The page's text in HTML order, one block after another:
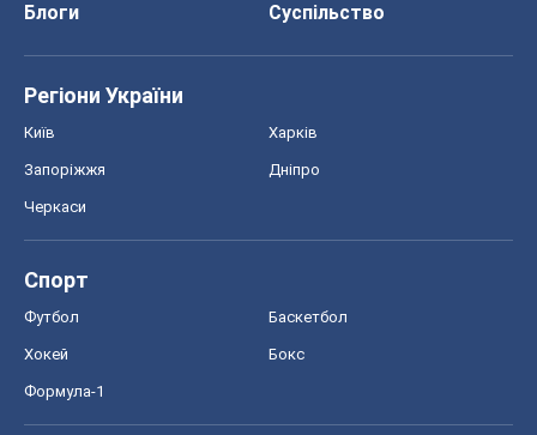
Блоги
Суспільство
Регіони України
Київ Харків
Запоріжжя Дніпро
Черкаси
Спорт
Футбол Баскетбол
Хокей Бокс
Формула-1